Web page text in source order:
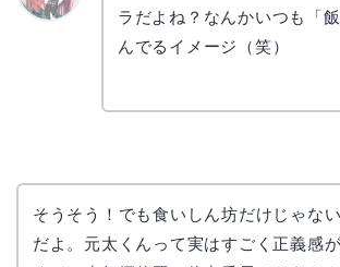
ラだよね？なんかいつも「
んでるイメージ（笑）
そうそう！でも食いしん坊だけじゃな
だよ。元太くんって実はすごく正義感